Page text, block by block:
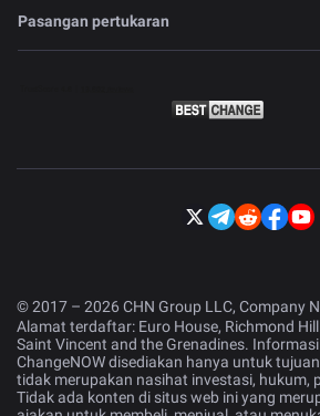
Pasangan pertukaran
© 2017 – 2026 CHN Group LLC, Company
Alamat terdaftar: Euro House, Richmond
Saint Vincent and the Grenadines.
ChangeNOW disediakan hanya untuk
tidak merupakan nasihat investasi, hukum,
Tidak ada konten di situs web ini yang